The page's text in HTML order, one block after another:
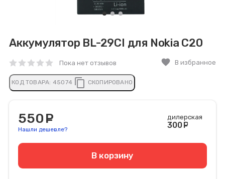
Аккумулятор BL-29CI для Nokia C20
Пока нет отзывов favorite В избранное
КОД ТОВАРА: 45074 content_copy СКОПИРОВАНО
550
Нашли дешевле?
дилерская
300
В корзину